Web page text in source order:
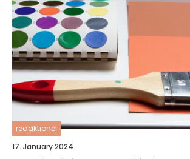
redaktionel
17. January 2024